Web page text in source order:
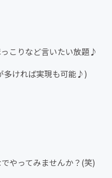
こりなど言いたい放題♪
多ければ実現も可能♪)
やってみませんか？(笑)